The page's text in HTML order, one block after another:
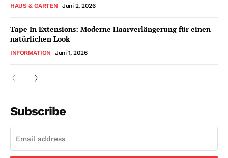
HAUS & GARTEN Juni 2, 2026
Tape In Extensions: Moderne Haarverlängerung für einen
natürlichen Look
INFORMATION Juni 1, 2026
Subscribe